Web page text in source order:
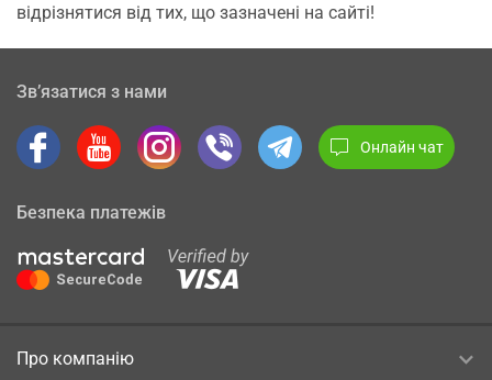
відрізнятися від тих, що зазначені на сайті!
Зв’язатися з нами
Онлайн чат
Безпека платежів
Про компанію